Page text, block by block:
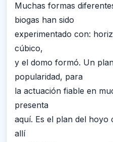
Muchas formas
biogas han sido
experimentado con:
cúbico,
y el domo formó. Un
popularidad, para
la actuación fiable en
presenta
aquí. Es el plan del hoyo
allí